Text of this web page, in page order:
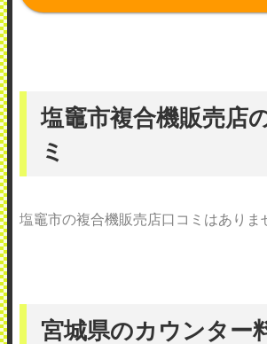
塩竈市複合機販売店
ミ
塩竈市の複合機販売店口コミはありま
宮城県のカウンター